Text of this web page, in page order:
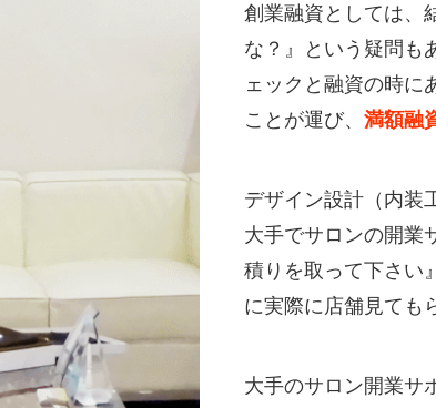
創業融資としては、
な？』という疑問も
ェックと融資の時に
ことが運び、 満額融
デザイン設計（内装
大手でサロンの開業
積りを取って下さい
に実際に店舗見ても
大手のサロン開業サ